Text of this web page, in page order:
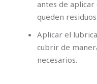
antes de aplicar
queden residuos.
Aplicar el
cubrir de
necesarios.